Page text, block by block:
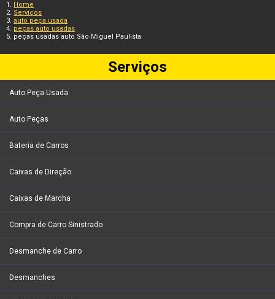
Home
Serviços
auto peça usada
peças auto usadas
peças usadas auto São Miguel Paulista
Serviços
Auto Peça Usada
Auto Peças
Bateria de Carros
Caixas de Direção
Caixas de Marcha
Compra de Carro Sinistrado
Desmanche de Carro
Desmanches